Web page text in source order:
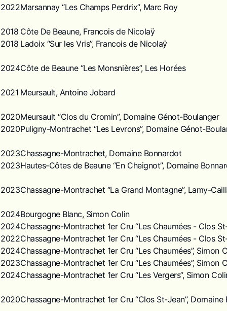
2022Marsannay “Les Champs Perdrix”, Marc Roy
2018 Côte De Beaune, Francois de Nicolaÿ
2018 Ladoix “Sur les Vris”, Francois de Nicolaÿ
2024Côte de Beaune “Les Monsnières”, Les Horées
2021 Meursault, Antoine Jobard
2020Meursault “Clos du Cromin”, Domaine Génot-Boulanger
2020Puligny-Montrachet “Les Levrons”, Domaine Génot-
2023Chassagne-Montrachet, Domaine Bonnardot
2023Hautes-Côtes de Beaune “En Cheignot”, Domaine
2023Chassagne-Montrachet “La Grand Montagne”, Lamy-
2024Bourgogne Blanc, Simon Colin
2024Chassagne-Montrachet 1er Cru “Les Chaumées - Clos
2022Chassagne-Montrachet 1er Cru “Les Chaumées - Clos
2024Chassagne-Montrachet 1er Cru “Les Chaumées”, Simon
2023Chassagne-Montrachet 1er Cru “Les Chaumées”, Simon
2024Chassagne-Montrachet 1er Cru “Les Vergers”, Simon
2020Chassagne-Montrachet 1er Cru “Clos St-Jean”,